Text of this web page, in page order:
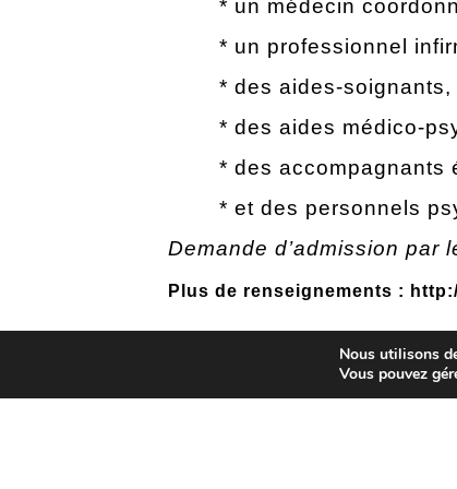
* un médecin
* un professionnel
* des aides-soignants,
* des aides médico-
* des accompagnants
* et des personnels
Demande d’admission par
Plus de renseignements :
POUR UNE ACTION
Nous utilisons
Vous pouvez